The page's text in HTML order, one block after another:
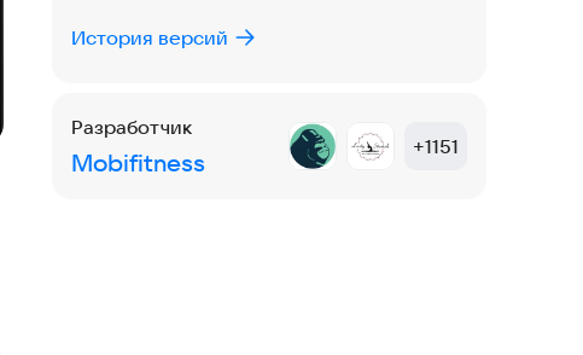
История версий
Разработчик
Mobifitness
+1151